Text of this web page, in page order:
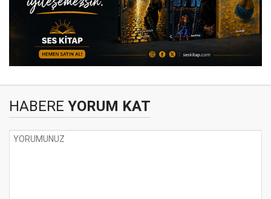
HABERE YORUM KAT